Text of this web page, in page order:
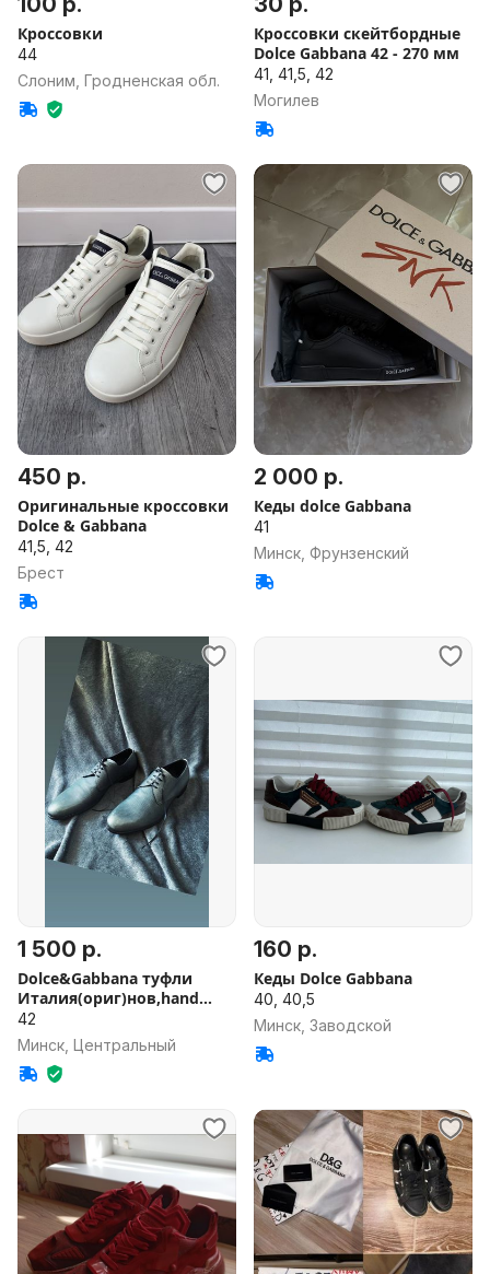
Кроссовки
44
Слоним, Гродненская обл.
Кроссовки скейтбордные
Dolce Gabbana 42 - 270 мм
41, 41,5, 42
Могилев
450 р.
Оригинальные кроссовки
Dolce & Gabbana
41,5, 42
Брест
2 000 р.
Кеды dolce Gabbana
41
Минск, Фрунзенский
1 500 р.
Dolce&Gabbana туфли
Италия(ориг)нов,hand
made,42р
42
Минск, Центральный
160 р.
Кеды Dolce Gabbana
40, 40,5
Минск, Заводской